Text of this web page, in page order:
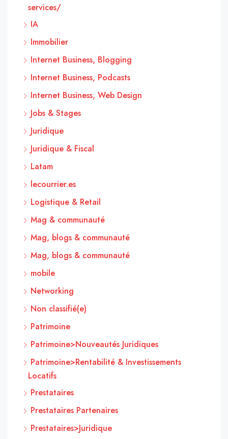
services/
IA
Immobilier
Internet Business, Blogging
Internet Business, Podcasts
Internet Business, Web Design
Jobs & Stages
Juridique
Juridique & Fiscal
Latam
lecourrier.es
Logistique & Retail
Mag & communauté
Mag, blogs & communauté
Mag, blogs & communauté
mobile
Networking
Non classifié(e)
Patrimoine
Patrimoine>Nouveautés Juridiques
Patrimoine>Rentabilité & Investissements
Locatifs
Prestataires
Prestataires Partenaires
Prestataires>Juridique